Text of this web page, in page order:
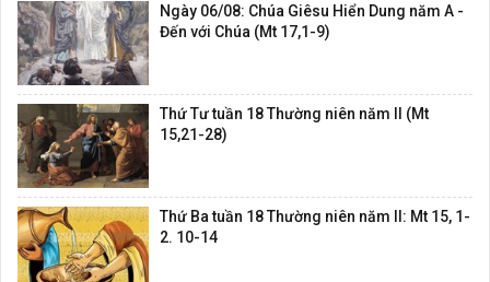
Ngày 06/08: Chúa Giêsu Hiển Dung năm A -
Đến với Chúa (Mt 17,1-9)
Thứ Tư tuần 18 Thường niên năm II (Mt
15,21-28)
Thứ Ba tuần 18 Thường niên năm II: Mt 15, 1-
2. 10-14